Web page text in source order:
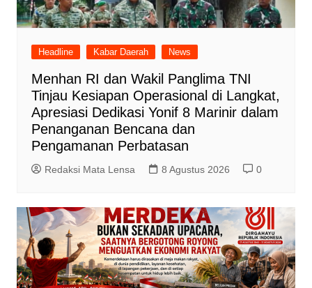
Headline Kabar Daerah News
Menhan RI dan Wakil Panglima TNI
Tinjau Kesiapan Operasional di Langkat,
Apresiasi Dedikasi Yonif 8 Marinir dalam
Penanganan Bencana dan
Pengamanan Perbatasan
Redaksi Mata Lensa 8 Agustus 2026 0